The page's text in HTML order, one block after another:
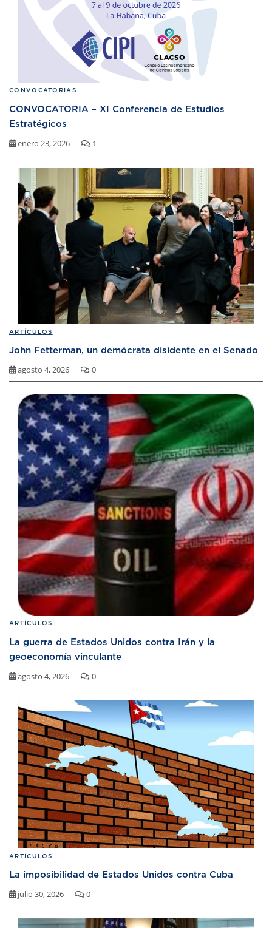
CONVOCATORIAS
CONVOCATORIA – XI Conferencia de Estudios
Estratégicos
enero 23, 2026 1
ARTÍCULOS
John Fetterman, un demócrata disidente en el Senado
agosto 4, 2026 0
ARTÍCULOS
La guerra de Estados Unidos contra Irán y la
geoeconomía vinculante
agosto 4, 2026 0
ARTÍCULOS
La imposibilidad de Estados Unidos contra Cuba
julio 30, 2026 0